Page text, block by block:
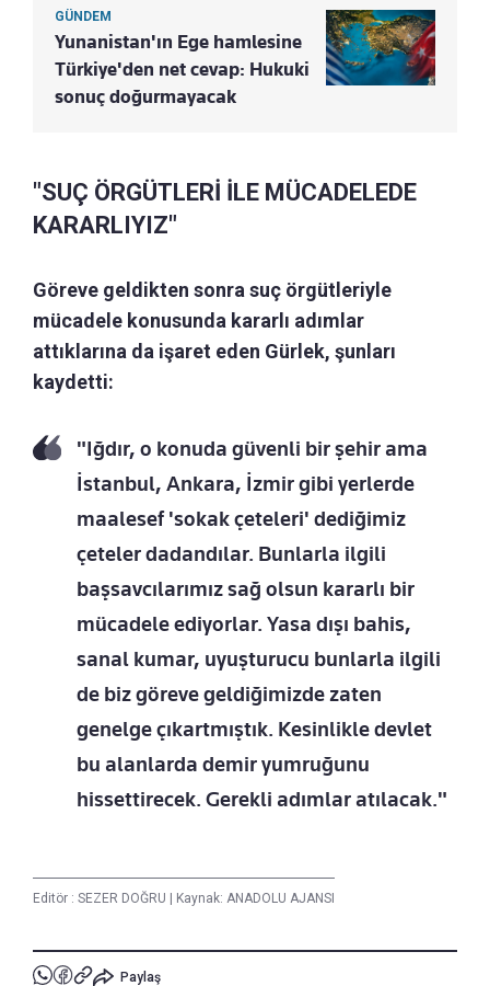
GÜNDEM
Yunanistan'ın Ege hamlesine
Türkiye'den net cevap: Hukuki
sonuç doğurmayacak
"SUÇ ÖRGÜTLERİ İLE MÜCADELEDE
KARARLIYIZ"
Göreve geldikten sonra suç örgütleriyle
mücadele konusunda kararlı adımlar
attıklarına da işaret eden Gürlek, şunları
kaydetti:
"Iğdır, o konuda güvenli bir şehir ama
İstanbul, Ankara, İzmir gibi yerlerde
maalesef 'sokak çeteleri' dediğimiz
çeteler dadandılar. Bunlarla ilgili
başsavcılarımız sağ olsun kararlı bir
mücadele ediyorlar. Yasa dışı bahis,
sanal kumar, uyuşturucu bunlarla ilgili
de biz göreve geldiğimizde zaten
genelge çıkartmıştık. Kesinlikle devlet
bu alanlarda demir yumruğunu
hissettirecek. Gerekli adımlar atılacak."
Editör : SEZER DOĞRU Kaynak: ANADOLU AJANSI
Paylaş